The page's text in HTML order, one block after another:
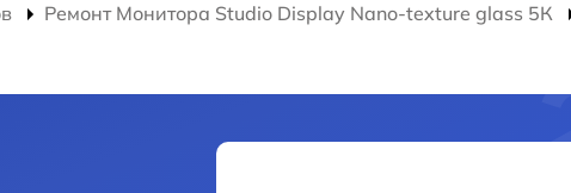
Ремонт Монитора Studio Display Nano-texture glass 5К